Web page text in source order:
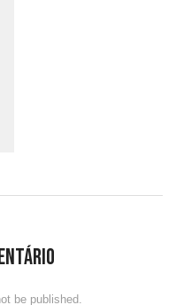
be published.